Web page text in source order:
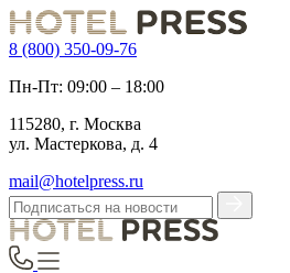
8 (800) 350-09-76
Пн-Пт: 09:00 – 18:00
115280, г. Москва
ул. Мастеркова, д. 4
mail@hotelpress.ru